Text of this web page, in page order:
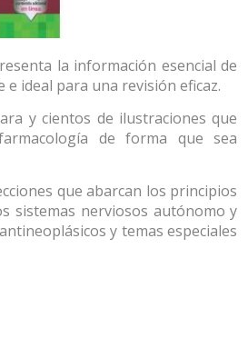
la información esencial de
ideal para una revisión eficaz.
y cientos de ilustraciones que
de forma que sea
que abarcan los principios
sistemas nerviosos autónomo y
y temas especiales